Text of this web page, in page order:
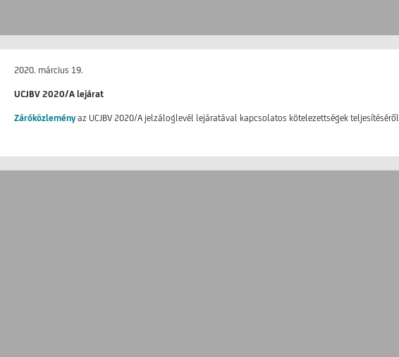
2020. március 19.
UCJBV 2020/A lejárat
Záróközleményaz UCJBV 2020/A jelzáloglevél lejáratával kapcsolatos kötelezettségek teljesítéséről